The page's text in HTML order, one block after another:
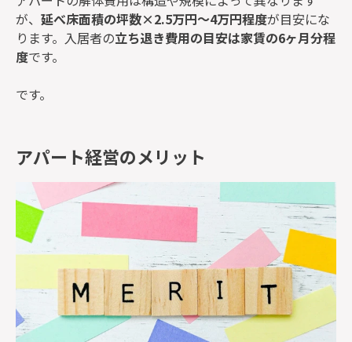
が、 延べ床面積の坪数×2.5万円～4万円程度が目安にな
ります。入居者の立ち退き費用の目安は家賃の6ヶ月分程
度です。
です。
アパート経営のメリット